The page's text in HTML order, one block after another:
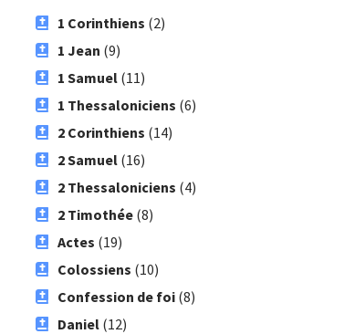
1 Corinthiens (2)
1 Jean (9)
1 Samuel(11)
1 Thessaloniciens (6)
2 Corinthiens (14)
2 Samuel(16)
2 Thessaloniciens (4)
2 Timothée(8)
Actes (19)
Colossiens (10)
Confession de foi(8)
Daniel(12)